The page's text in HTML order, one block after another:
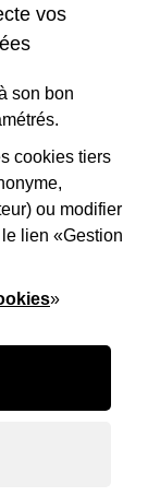
des cookies
Saint-
OTISGBS
vos
son bon
cookies tiers
ou modifier
lien «Gestion
»